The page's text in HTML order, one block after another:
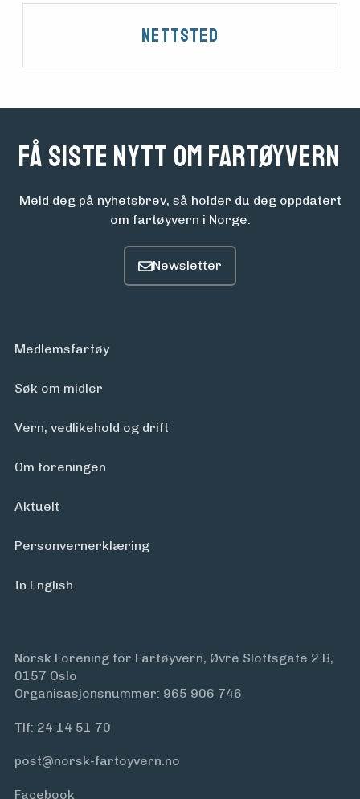
Nettsted
Få siste nytt om fartøyvern
Meld deg på nyhetsbrev, så holder du deg oppdatert
om fartøyvern i Norge.
Medlemsfartøy
Søk om midler
Vern, vedlikehold og drift
Om foreningen
Aktuelt
Personvern­erklæring
In English
Norsk Forening for Fartøyvern, Øvre Slottsgate 2 B,
0157 Oslo
Organisasjonsnummer: 965 906 746
Tlf: 24 14 51 70
post@norsk-fartoyvern.no
Facebook